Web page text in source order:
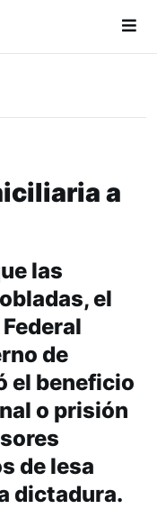
a
las
el
de
el beneficio
o prisión
de lesa
dictadura.